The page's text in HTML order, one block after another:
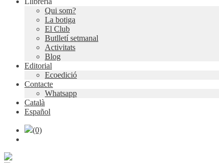
Qui som?
La botiga
El Club
Butlletí setmanal
Activitats
Blog
Editorial
Ecoedició
Contacte
Whatsapp
Català
Español
(0)